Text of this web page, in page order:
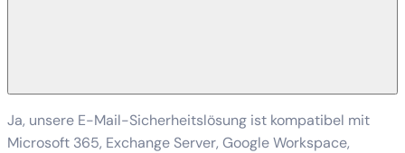
Ja, unsere E-Mail-Sicherheitslösung ist kompatibel mit
Microsoft 365, Exchange Server, Google Workspace,